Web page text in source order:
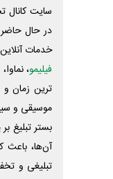
سایت کانال
در حال حاضر
خدمات
فیلیمو، نماوا،
ترین زمان و
موسیقی و
بستر تبلیغ
آن‌ها،
تبلیغی و